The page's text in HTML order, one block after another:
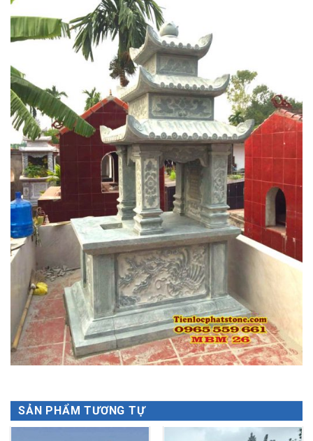
SẢN PHẨM TƯƠNG TỰ